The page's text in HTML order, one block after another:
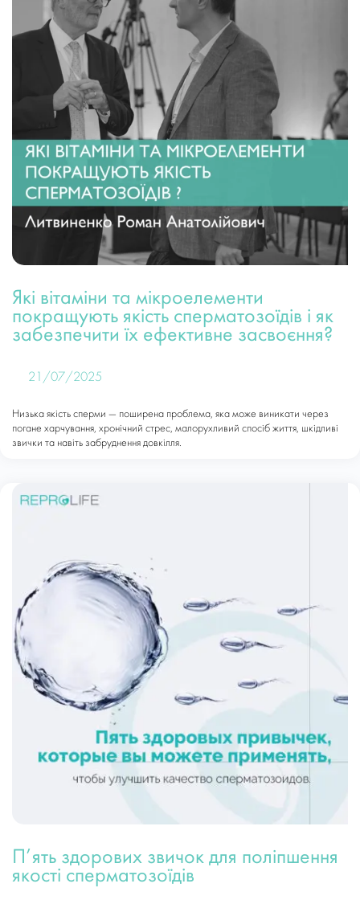
Які вітаміни та мікроелементи
покращують якість сперматозоїдів і як
забезпечити їх ефективне засвоєння?
21/07/2025
Низька якість сперми — поширена проблема, яка може виникати через
погане харчування, хронічний стрес, малорухливий спосіб життя, шкідливі
звички та навіть забруднення довкілля.
П’ять здорових звичок для поліпшення
якості сперматозоїдів